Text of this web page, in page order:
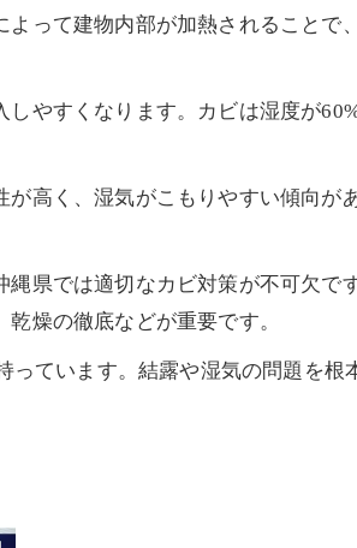
って建物内部が加熱されることで
やすくなります。カビは湿度が60%
高く、湿気がこもりやすい傾向が
県では適切なカビ対策が不可欠で
燥の徹底などが重要です。
ています。結露や湿気の問題を根